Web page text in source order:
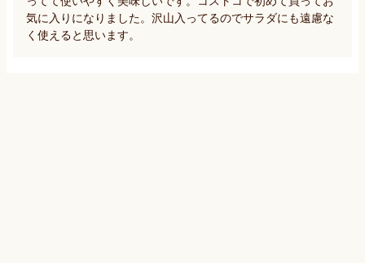
気に入りになりました。沢山入ってるのでサラダにも遠慮な
く使えると思います。